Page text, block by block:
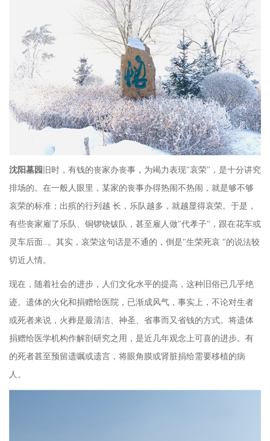
沈阳墓园 旧时，有钱的丧家办丧事，为竭力表现"哀荣"，是十分讲究
排场的。在一般人眼里，某家的丧事办得热闹不热闹，就是够不够
哀荣的标准；出殡的行列越 长，乐队越多，就越显得哀荣。于是，
有些丧家雇了乐队、铜锣铙钹队，甚至雇人做"代孝子"，跟在花车或
灵车后面..。其实，哀荣这句话是不通的，倒是"生荣死哀 "的说法较
切近人情。
现在，随着社会的进步，人们文化水平的提高，这种旧俗已几乎绝
迹。遗体的火化和捐赠给医院，已渐成风气，事实上，不论对生者
或死者来说，火葬是最清洁、神圣、省事而又省钱的方式。将遗体
捐赠给医学机构作解剖研究之用，是近几年观念上可喜的进步。有
的死者甚至预留遗嘱或遗言，将眼角膜或肾脏捐给需要移植的病
人。